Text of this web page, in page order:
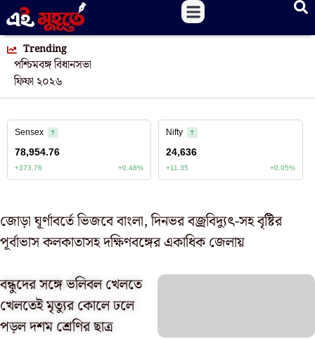
Trending
পশ্চিমবঙ্গ বিধানসভা
ফিফা ২০২৬
জোড়া ঘূর্ণাবর্তে ভিজবে বাংলা, দিনভর বজ্রবিদ্যুৎ-সহ বৃষ্টির
পূর্বাভাস কলকাতাসহ দক্ষিণবঙ্গের একাধিক জেলায়
বন্ধুদের সঙ্গে ভলিবল খেলতে
খেলতেই মৃত্যুর কোলে ঢলে
পড়ল দশম শ্রেণির ছাত্র